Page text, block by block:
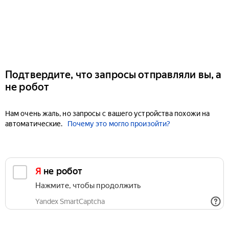
Подтвердите, что запросы отправляли вы, а
не робот
Нам очень жаль, но запросы с вашего устройства похожи на
автоматические.
Почему это могло произойти?
Я не робот
Нажмите, чтобы продолжить
Yandex SmartCaptcha